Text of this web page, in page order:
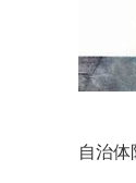
自治